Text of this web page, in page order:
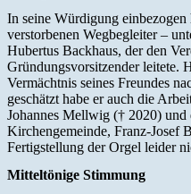
In seine Würdigung einbezogen
verstorbenen Wegbegleiter –
Hubertus Backhaus, der den
Gründungsvorsitzender leitete.
Vermächtnis seines Freundes
geschätzt habe er auch die
Johannes Mellwig († 2020) und
Kirchengemeinde, Franz-Josef
Fertigstellung der Orgel leider
Mitteltönige Stimmung